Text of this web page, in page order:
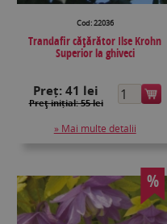
Cod: 22036
Trandafir cățărător Ilse Krohn
Superior la ghiveci
Preț:41 lei
Preţ inițial: 55 lei
» Mai multe detalii
%